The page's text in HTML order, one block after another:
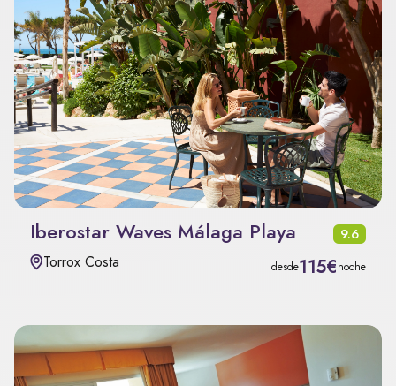
Iberostar Waves Málaga Playa 9.6
Torrox Costa desde115€noche